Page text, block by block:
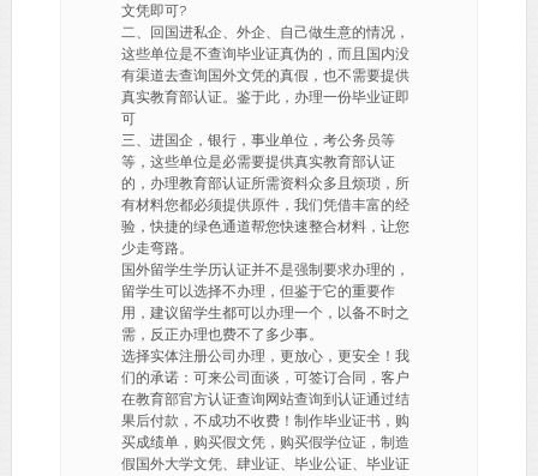
文凭即可?
二、回国进私企、外企、自己做生意的情况，
这些单位是不查询毕业证真伪的，而且国内没
有渠道去查询国外文凭的真假，也不需要提供
真实教育部认证。鉴于此，办理一份毕业证即
可
三、进国企，银行，事业单位，考公务员等
等，这些单位是必需要提供真实教育部认证
的，办理教育部认证所需资料众多且烦琐，所
有材料您都必须提供原件，我们凭借丰富的经
验，快捷的绿色通道帮您快速整合材料，让您
少走弯路。
国外留学生学历认证并不是强制要求办理的，
留学生可以选择不办理，但鉴于它的重要作
用，建议留学生都可以办理一个，以备不时之
需，反正办理也费不了多少事。
选择实体注册公司办理，更放心，更安全！我
们的承诺：可来公司面谈，可签订合同，客户
在教育部官方认证查询网站查询到认证通过结
果后付款，不成功不收费！制作毕业证书，购
买成绩单，购买假文凭，购买假学位证，制造
假国外大学文凭、肆业证、毕业公证、毕业证